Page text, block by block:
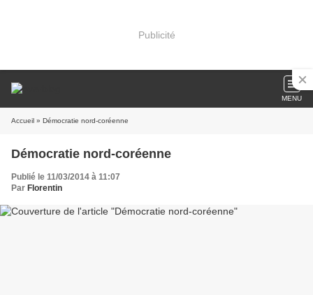
Publicité
MENU
Accueil » Démocratie nord-coréenne
Démocratie nord-coréenne
Publié le 11/03/2014 à 11:07
Par Florentin